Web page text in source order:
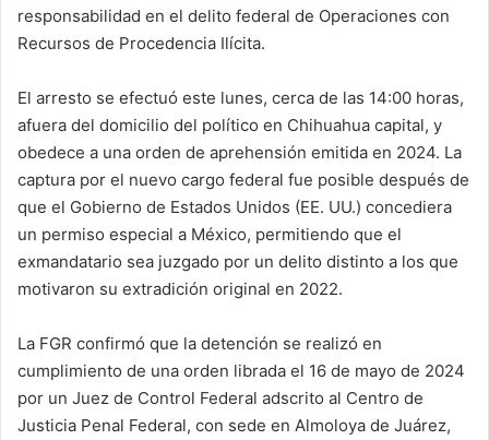
responsabilidad en el delito federal de Operaciones con
Recursos de Procedencia Ilícita.
El arresto se efectuó este lunes, cerca de las 14:00 horas,
afuera del domicilio del político en Chihuahua capital, y
obedece a una orden de aprehensión emitida en 2024. La
captura por el nuevo cargo federal fue posible después de
que el Gobierno de Estados Unidos (EE. UU.) concediera
un permiso especial a México, permitiendo que el
exmandatario sea juzgado por un delito distinto a los que
motivaron su extradición original en 2022.
La FGR confirmó que la detención se realizó en
cumplimiento de una orden librada el 16 de mayo de 2024
por un Juez de Control Federal adscrito al Centro de
Justicia Penal Federal, con sede en Almoloya de Juárez,